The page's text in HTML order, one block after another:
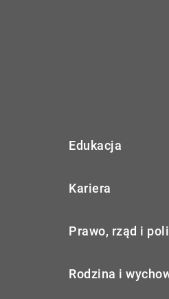
Edukacja
Kariera
Prawo, rząd i
Rodzina i